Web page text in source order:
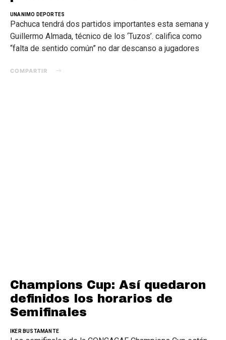
UNANIMO DEPORTES
Pachuca tendrá dos partidos importantes esta semana y
Guillermo Almada, técnico de los ‘Tuzos’. califica como
“falta de sentido común” no dar descanso a jugadores
COMPARTIR
Champions Cup: Así quedaron
definidos los horarios de
Semifinales
IKER BUSTAMANTE